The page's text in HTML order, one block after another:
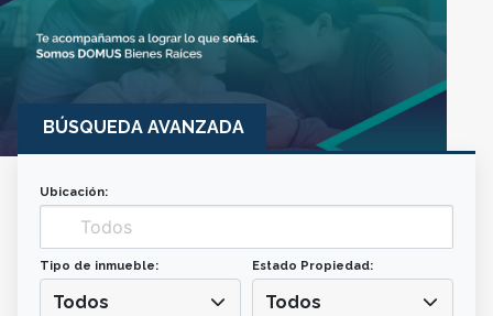
BÚSQUEDA AVANZADA
Ubicación:
Tipo de inmueble:
Todos
Estado Propiedad:
Todos